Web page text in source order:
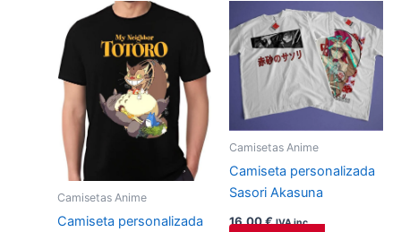
Camisetas Anime
Camiseta personalizada
Este
producto
tiene
múltiples
variantes.
Las
opciones
pueden
elegir
en
Camisetas Anime
Camiseta personalizada
Sasori Akasuna
16,00€ IVA inc.
Este
producto
tiene
múltiples
variantes.
en